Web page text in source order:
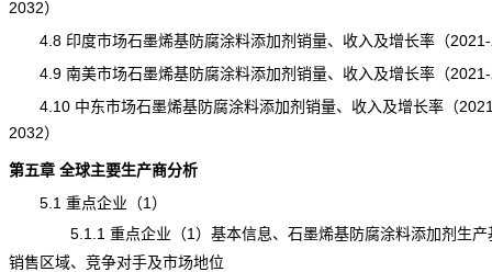
2032）
4.8 印度市场石墨烯基防腐涂料添加剂销量、收入及增长率（
4.9 南美市场石墨烯基防腐涂料添加剂销量、收入及增长率（
4.10 中东市场石墨烯基防腐涂料添加剂销量、收入及增长率（
2032）
第五章 全球主要生产商分析
5.1 重点企业（1）
5.1.1 重点企业（1）基本信息、石墨烯基防腐涂料添加剂生产
销售区域、竞争对手及市场地位